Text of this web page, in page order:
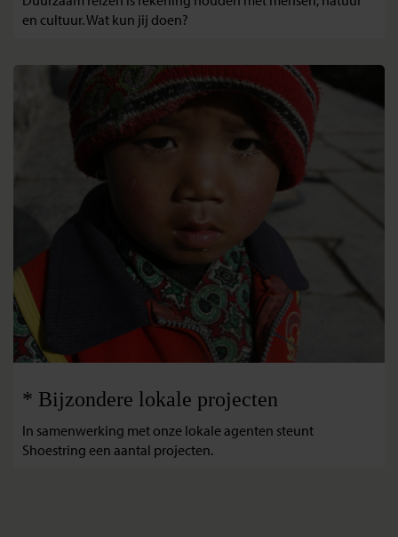
en cultuur. Wat kun jij doen?
* Bijzondere lokale projecten
In samenwerking met onze lokale agenten steunt
Shoestring een aantal projecten.